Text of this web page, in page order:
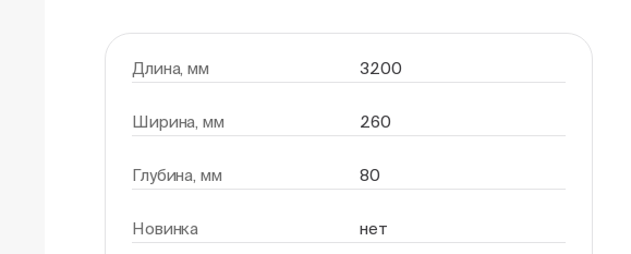
Длина, мм 3200
Ширина, мм 260
Глубина, мм 80
Новинка нет